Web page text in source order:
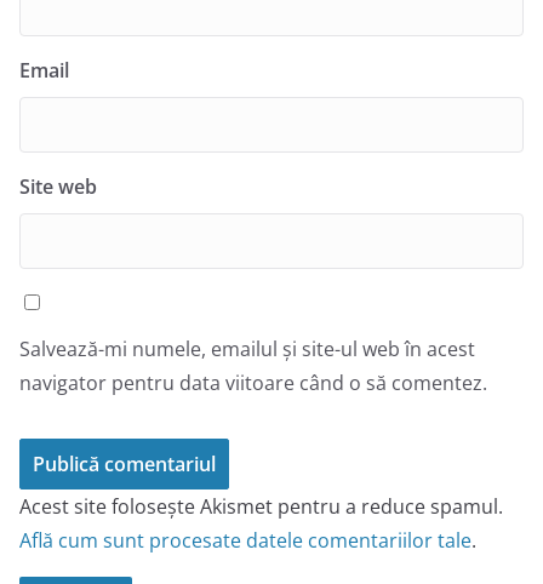
Email
Site web
Salvează-mi numele, emailul și site-ul web în acest
navigator pentru data viitoare când o să comentez.
Acest site folosește Akismet pentru a reduce spamul.
Află cum sunt procesate datele comentariilor tale.